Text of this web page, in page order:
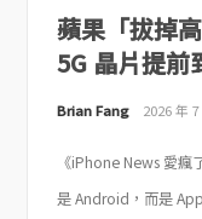
蘋果「拔掉
5G 晶片提前
Brian Fang 2026 年
《iPhone News 愛
是 Android，而是